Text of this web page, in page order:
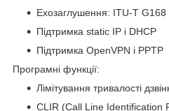
Ехозаглушення: ITU-T G168
Підтримка static IP і DHCP
Підтримка OpenVPN і PPTP
Програмні функції:
Лімітування тривалості
CLIR (Call Line Identification